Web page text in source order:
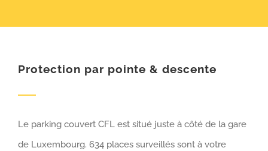
Protection par pointe & descente
Le parking couvert CFL est situé juste à côté de la gare
de Luxembourg. 634 places surveillés sont à votre